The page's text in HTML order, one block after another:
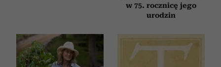
w 75. rocznicę jego
urodzin